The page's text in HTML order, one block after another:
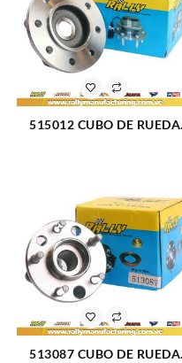
515012 CUBO DE RUEDA
513087 CUBO DE RUEDA